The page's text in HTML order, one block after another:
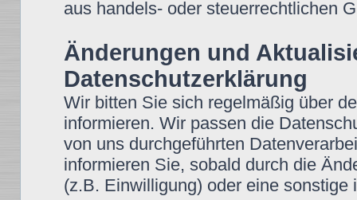
aus handels- oder steuerrechtlichen
Änderungen und
Datenschutzerklärung
Wir bitten Sie sich regelmäßig über
informieren. Wir passen die
von uns durchgeführten
informieren Sie, sobald durch die
(z.B. Einwilligung) oder eine